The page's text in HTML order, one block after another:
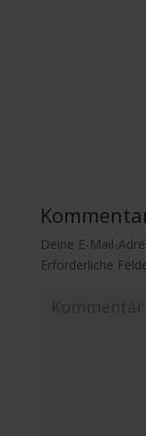
Deine E-Mail-
Erforderliche